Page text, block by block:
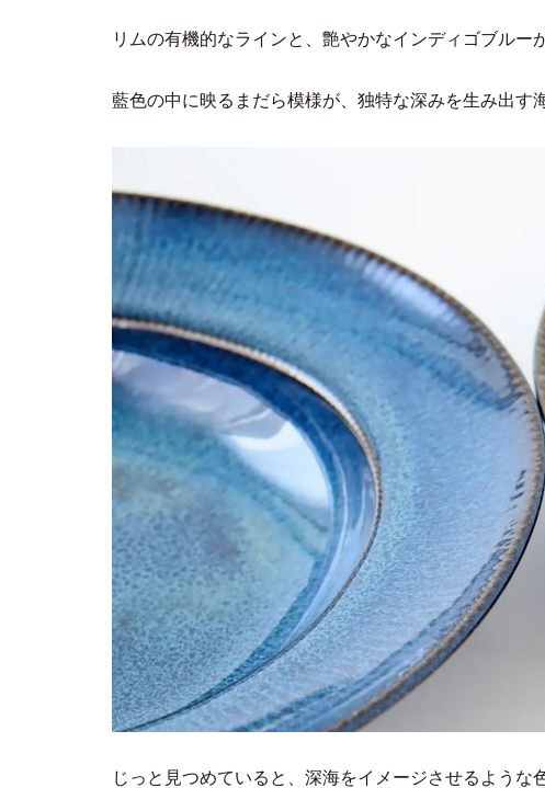
リムの有機的なラインと、艶やかなインディゴブルー
藍色の中に映るまだら模様が、独特な深みを生み出す
じっと見つめていると、深海をイメージさせるような